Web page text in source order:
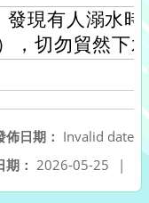
發現有人溺水
，切勿貿然下
佈日期： Invalid date
： 2026-05-25 |